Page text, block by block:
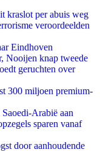
kraslot per abuis weg
veroordeelden
Eindhoven
Nooijen knap tweede
geruchten over
300 miljoen premium-
Arabië aan
sparen vanaf
door aanhoudende